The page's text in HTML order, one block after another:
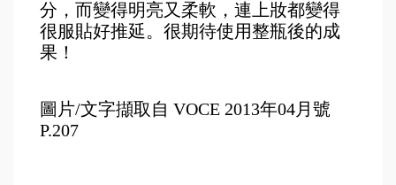
分，而變得明亮又柔軟，連上妝都變得
很服貼好推延。很期待使用整瓶後的成
果！
圖片/文字擷取自 VOCE 2013年04月號
P.207